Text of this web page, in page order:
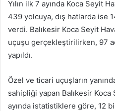
Yılın ilk 7 ayında Koca Seyit
439 yolcuya, dış hatlarda ise
verdi. Balıkesir Koca Seyit
uçuşu gerçekleştirilirken, 97
yapıldı.
Özel ve ticari uçuşların
sahipliği yapan Balıkesir Koca
ayında istatistiklere göre, 12